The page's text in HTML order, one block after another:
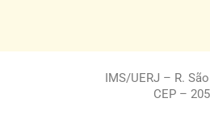
IMS/UERJ – R.
CEP –